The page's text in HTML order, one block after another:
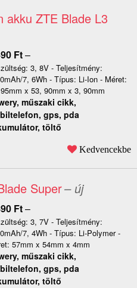
akku ZTE Blade L3
Ft–
3, 8V - Teljesítmény:
7, 6Wh - Típus: Li-Ion - Méret:
x 53, 90mm x 3, 90mm
műszaki cikk,
gps, pda
töltő
Kedvencekbe
Super– új
Ft–
3, 7V - Teljesítmény:
7, 4Wh - Típus: Li-Polymer -
57mm x 54mm x 4mm
műszaki cikk,
gps, pda
töltő